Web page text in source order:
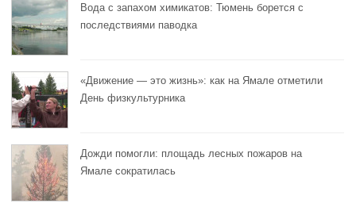
Вода с запахом химикатов: Тюмень борется с
последствиями паводка
«Движение — это жизнь»: как на Ямале отметили
День физкультурника
Дожди помогли: площадь лесных пожаров на
Ямале сократилась